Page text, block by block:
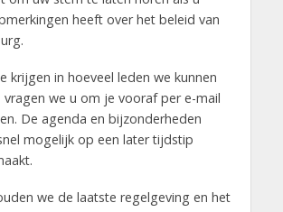
heeft over het beleid van
krijgen in hoeveel leden we kunnen
vragen we u om je vooraf per e-mail
De agenda en bijzonderheden
mogelijk op een later tijdstip
we de laatste regelgeving en het